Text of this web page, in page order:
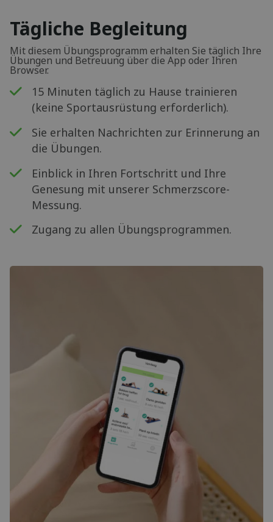
Tägliche Begleitung
Mit diesem Übungsprogramm erhalten Sie täglich Ihre
Übungen und Betreuung über die App oder Ihren
Browser.
15 Minuten täglich zu Hause trainieren
(keine Sportausrüstung erforderlich).
Sie erhalten Nachrichten zur Erinnerung an
die Übungen.
Einblick in Ihren Fortschritt und Ihre
Genesung mit unserer Schmerzscore-
Messung.
Zugang zu allen Übungsprogrammen.